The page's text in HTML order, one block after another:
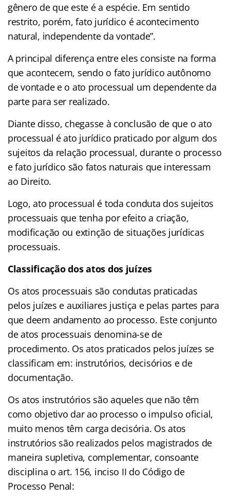
gênero de que este é a espécie. Em sentido
restrito, porém, fato jurídico é acontecimento
natural, independente da vontade”.
A principal diferença entre eles consiste na forma
que acontecem, sendo o fato jurídico autônomo
de vontade e o ato processual um dependente da
parte para ser realizado.
Diante disso, chegasse à conclusão de que o ato
processual é ato jurídico praticado por algum dos
sujeitos da relação processual, durante o processo
e fato jurídico são fatos naturais que interessam
ao Direito.
Logo, ato processual é toda conduta dos sujeitos
processuais que tenha por efeito a criação,
modificação ou extinção de situações jurídicas
processuais.
Classificação dos atos dos juízes
Os atos processuais são condutas praticadas
pelos juízes e auxiliares justiça e pelas partes para
que deem andamento ao processo. Este conjunto
de atos processuais denomina-se de
procedimento. Os atos praticados pelos juízes se
classificam em: instrutórios, decisórios e de
documentação.
Os atos instrutórios são aqueles que não têm
como objetivo dar ao processo o impulso oficial,
muito menos têm carga decisória. Os atos
instrutórios são realizados pelos magistrados de
maneira supletiva, complementar, consoante
disciplina o art. 156, inciso II do Código de
Processo Penal: